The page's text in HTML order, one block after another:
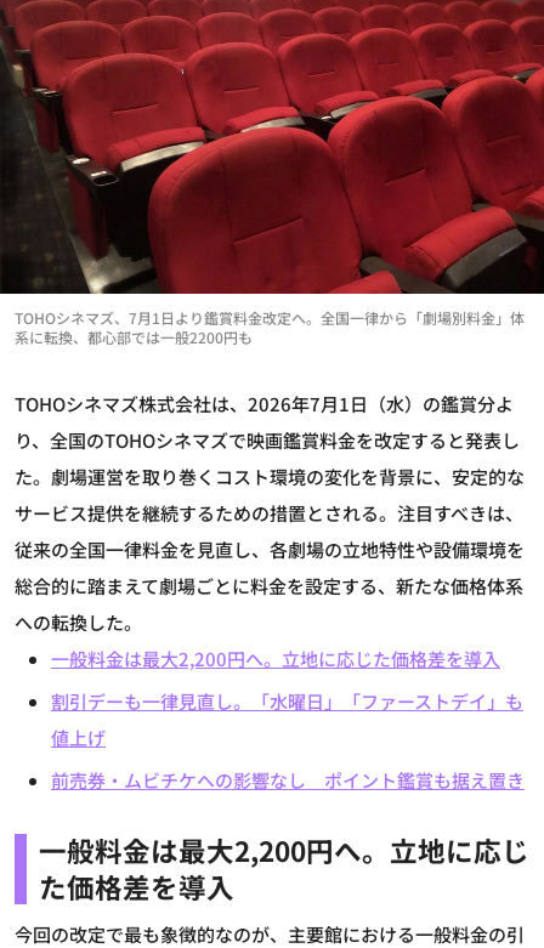
TOHOシネマズ、7月1日より鑑賞料金改定へ。全国一律から「劇場別料金」体
系に転換、都心部では一般2200円も
TOHOシネマズ株式会社は、2026年7月1日（水）の鑑賞分よ
り、全国のTOHOシネマズで映画鑑賞料金を改定すると発表し
た。劇場運営を取り巻くコスト環境の変化を背景に、安定的な
サービス提供を継続するための措置とされる。注目すべきは、
従来の全国一律料金を見直し、各劇場の立地特性や設備環境を
総合的に踏まえて劇場ごとに料金を設定する、新たな価格体系
への転換した。
一般料金は最大2,200円へ。立地に応じた価格差を導入
割引デーも一律見直し。「水曜日」「ファーストデイ」も
値上げ
前売券・ムビチケへの影響なし ポイント鑑賞も据え置き
一般料金は最大2,200円へ。立地に応じ
た価格差を導入
今回の改定で最も象徴的なのが、主要館における一般料金の引